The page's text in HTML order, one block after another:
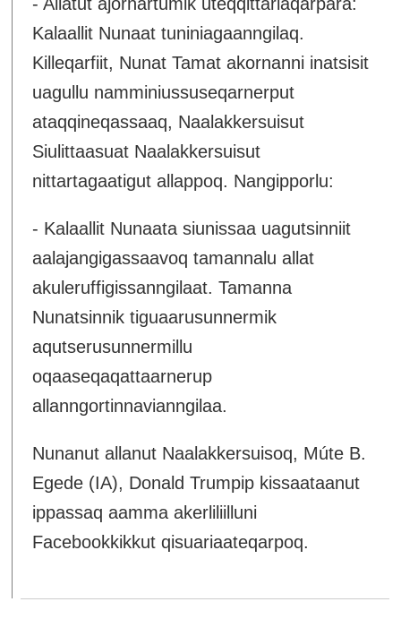
Kalaallit Nunaat tuniniagaanngilaq.
Killeqarfiit, Nunat Tamat akornanni inatsisit
uagullu namminiussuseqarnerput
ataqqineqassaaq, Naalakkersuisut
Siulittaasuat Naalakkersuisut
nittartagaatigut allappoq. Nangipporlu:
- Kalaallit Nunaata siunissaa uagutsinniit
aalajangigassaavoq tamannalu allat
akuleruffigissanngilaat. Tamanna
Nunatsinnik tiguaarusunnermik
aqutserusunnermillu
oqaaseqaqattaarnerup
allanngortinnavianngilaa.
Nunanut allanut Naalakkersuisoq, Múte B.
Egede (IA), Donald Trumpip kissaataanut
ippassaq aamma akerliliilluni
Facebookkikkut qisuariaateqarpoq.